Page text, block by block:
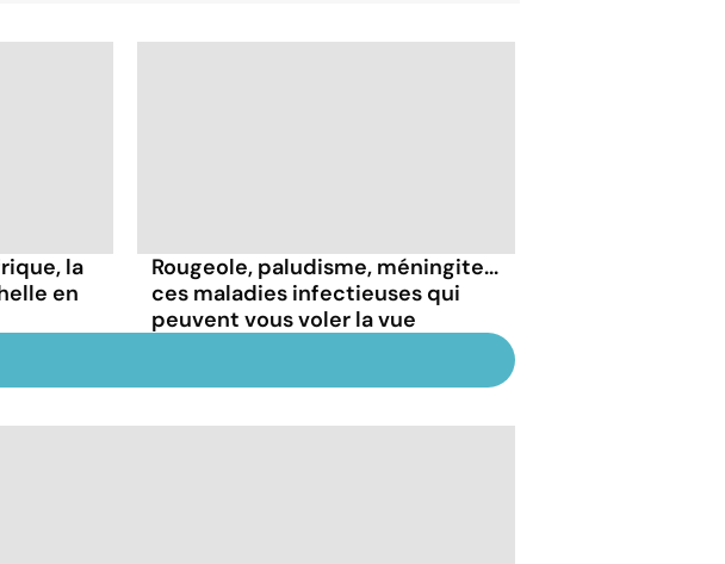
la
en
Rougeole, paludisme, méningite...
ces maladies infectieuses qui
peuvent vous voler la vue